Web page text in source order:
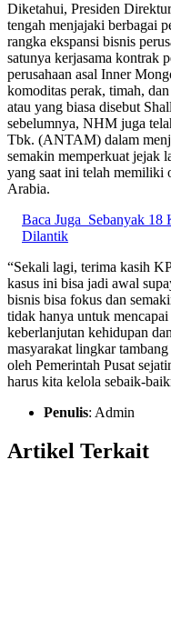
Diketahui, Presiden
tengah menjajaki berbagai
rangka ekspansi bisnis
satunya kerjasama kontrak
perusahaan asal Inner
komoditas perak, timah,
atau yang biasa disebut
sebelumnya, NHM juga
Tbk. (ANTAM) dalam
semakin memperkuat jejak
yang saat ini telah memiliki
Arabia.
Baca Juga Sebanyak 18
Dilantik
“Sekali lagi, terima kasih
kasus ini bisa jadi awal
bisnis bisa fokus dan
tidak hanya untuk
keberlanjutan kehidupan
masyarakat lingkar
oleh Pemerintah Pusat
harus kita kelola sebaik-
Penulis: Admin
Artikel Terkait